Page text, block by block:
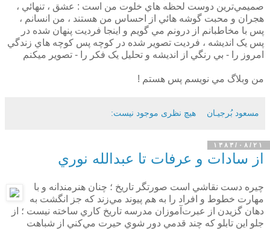
صميمي‌ترين دوست لحظه هاي خلوت من است : عشق ، تنهائي ،
هجران و محبت گوشه هائي از احساس من هستند ، من انسانم ،
پس با مخاطبانم از درونم مي گويم و اينجا فرديت پنهان شده در
پس يک انديشه ، فرديت تصوير شده در کوچه پس کوچه هاي زندگي
امروز را - بي رنگي از انديشه و تحليل يک فکر را - تصوير ميکنم
من وبلاگ مي نويسم پس هستم !
مسعود بُرجيـان هیچ نظری موجود نیست:
۱۳۸۳/۰۸/۲۱
از سادات و عرفات تا عبدالله نوري
چيره دست نقاشي است صورتگر تاريخ ؛ چنان هنرمندانه و با
مهارت خطوط و افراد را به هم پيوند مي‌زند كه جز انگشت به
دهان گزيدن از عبرت‌آموزان مدرسه تاريخ كاري ساخته نيست ؛ از
جلو اين تابلو كه چند قدمي دور شوي حيرت مي‌كني از شباهت